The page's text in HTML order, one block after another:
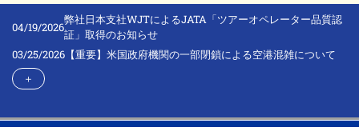
04/19/2026
弊社日本支社WJTによるJATA「ツアーオペレーター品質認
証」取得のお知らせ
03/25/2026 【重要】米国政府機関の一部閉鎖による空港混雑について
＋